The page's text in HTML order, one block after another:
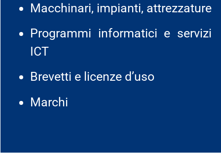
Macchinari, impianti, attrezzature
Programmi informatici e servizi
ICT
Brevetti e licenze d’uso
Marchi